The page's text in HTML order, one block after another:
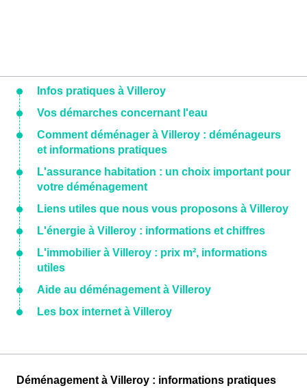
Infos pratiques à Villeroy
Vos démarches concernant l'eau
Comment déménager à Villeroy : déménageurs
et informations pratiques
L'assurance habitation : un choix important pour
votre déménagement
Liens utiles que nous vous proposons à Villeroy
L'énergie à Villeroy : informations et chiffres
L'immobilier à Villeroy : prix m², informations
utiles
Aide au déménagement à Villeroy
Les box internet à Villeroy
Déménagement à Villeroy : informations pratiques